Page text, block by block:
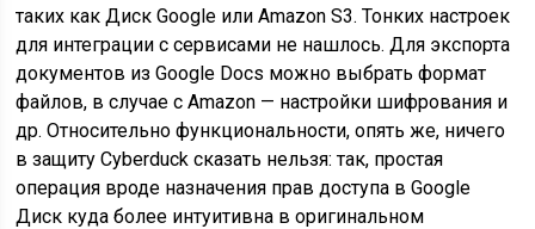
таких как Диск Google или Amazon S3. Тонких настроек
для интеграции с сервисами не нашлось. Для экспорта
документов из Google Docs можно выбрать формат
файлов, в случае с Amazon — настройки шифрования и
др. Относительно функциональности, опять же, ничего
в защиту Cyberduck сказать нельзя: так, простая
операция вроде назначения прав доступа в Google
Диск куда более интуитивна в оригинальном